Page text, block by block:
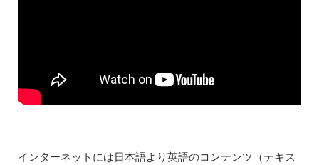
インターネットには日本語より英語のコンテンツ（テキス